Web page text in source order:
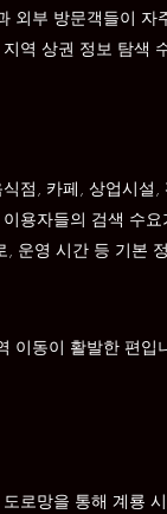
외부 방문객들이
역 상권 정보 탐색
점, 카페, 상업시
용자들의 검색 수
운영 시간 등 기본
이동이 활발한 편입
로망을 통해 계룡